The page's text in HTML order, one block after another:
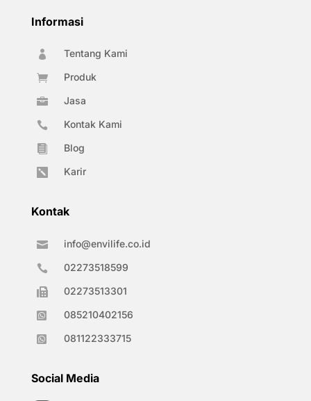
Informasi
 Tentang Kami
 Produk
 Jasa
 Kontak Kami
 Blog
 Karir
Kontak
 info@envilife.co.id
 02273518599
 02273513301
 085210402156
 081122333715
Social Media